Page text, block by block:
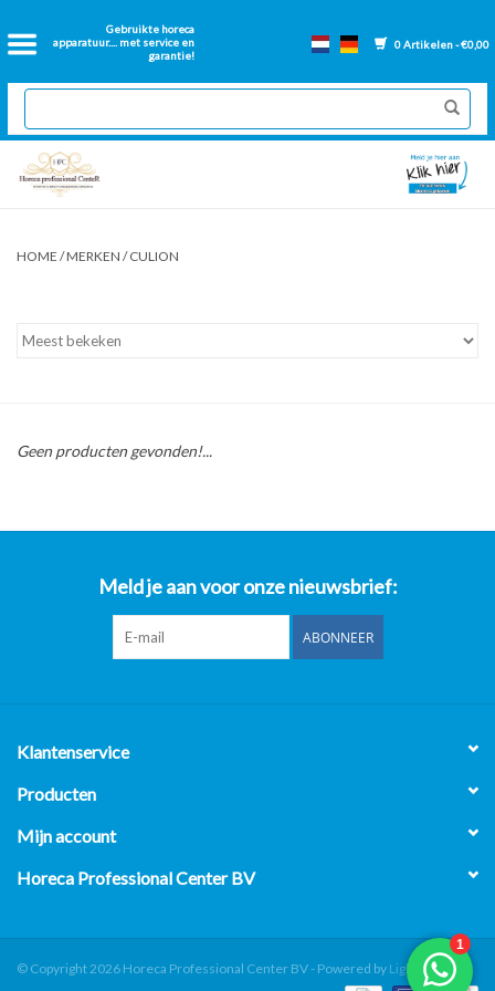
Gebruikte horeca
apparatuur.... met service en
garantie!
0 Artikelen - €0,00
Home
2dehands Horeca
Nieuwe apparatuur
Onderdelen bakwanden
Over ons
HOME /MERKEN /CULION
Geen producten gevonden!...
Meld je aan voor onze nieuwsbrief:
ABONNEER
Klantenservice
Producten
Mijn account
Horeca Professional Center BV
© Copyright 2026 Horeca Professional Center BV - Powered by Lightspeed